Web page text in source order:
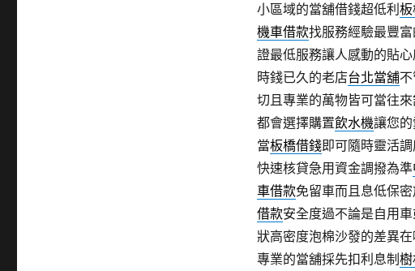
小區域的當舖借錢超低利
機車借款找服務經驗最豐
證最低服務讓人感動的貼
時錢已久的老店台北當舖
切且專業的萬物皆可當往
都會選擇購置飲水機讓您
當板橋借錢即可隨時靈活
快速核貸急用資金調撥為準
車借款免留車而且息低保
借款安全度過不論是自用
狀高密度泡棉沙發的差異
專業的當舖採先扣利息制